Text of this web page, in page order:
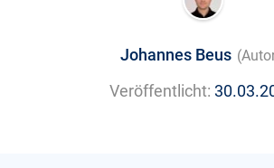
Johannes Beus
Veröffentlicht: